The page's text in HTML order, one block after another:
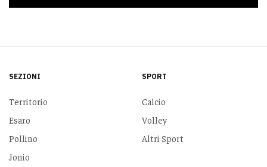
SEZIONI
Territorio
Esaro
Pollino
Jonio
SPORT
Calcio
Volley
Altri Sport